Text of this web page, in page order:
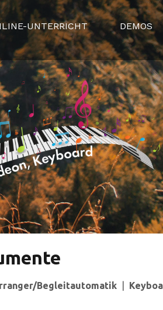
UNTERRICHT DEMOS
Begleitautomatik